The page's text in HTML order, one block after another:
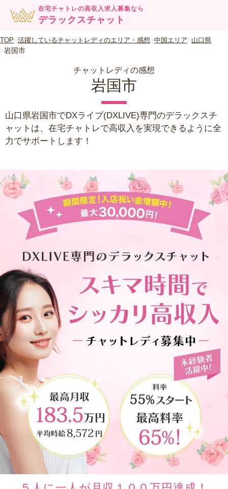
在宅チャトレの高収入求人募集なら
デラックスチャット
TOP 活躍しているチャットレディのエリア・感想 中国エリア 山口県
岩国市
チャットレディの感想
岩国市
山口県岩国市でDXライブ(DXLIVE)専門のデラックスチ
ャットは、在宅チャトレで高収入を実現できるように全
力でサポートします！